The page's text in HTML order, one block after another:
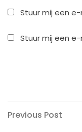
Stuur mij een
Stuur mij een
Previous
Previous Post